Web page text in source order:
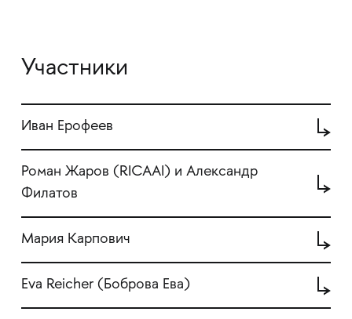
Участники
Иван Ерофеев
Роман Жаров (RICAAI) и Александр
Филатов
Мария Карпович
Eva Reicher (Боброва Ева)